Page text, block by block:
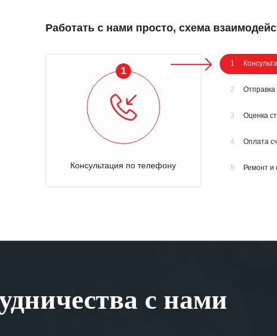
Работать с нами просто, схема
1
Консультация по телефону
1
2
3 Оценка
4 Оплата
5 Ремонт и
с нами